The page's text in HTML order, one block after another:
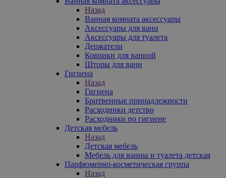
Назад
Ванная комната аксессуары
Аксессуары для ванн
Аксессуары для туалета
Держатели
Коврики для ванной
Шторы для ванн
Гигиена
Назад
Гигиена
Бритвенные принадлежности
Расходники детство
Расходники по гигиене
Детская мебель
Назад
Детская мебель
Мебель для ванны и туалета детская
Парфюмерно-косметическая группа
Назад